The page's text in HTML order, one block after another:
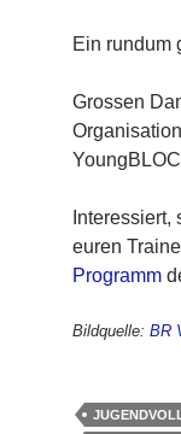
Ein rundum
Grossen
euren
Programm
Bildquelle: BR